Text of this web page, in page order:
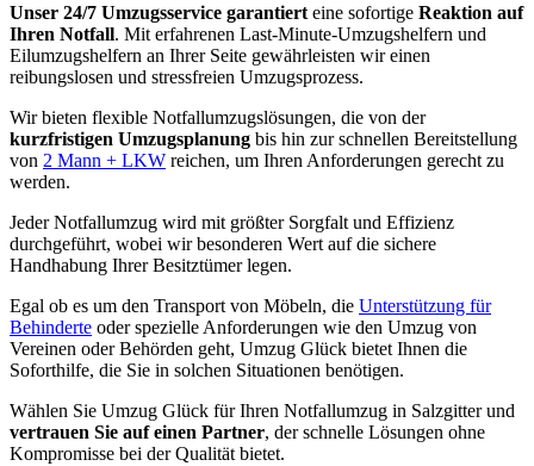
Unser 24/7 Umzugsservice garantiert eine sofortige Reaktion auf
Ihren Notfall. Mit erfahrenen Last-Minute-Umzugshelfern und
Eilumzugshelfern an Ihrer Seite gewährleisten wir einen
reibungslosen und stressfreien Umzugsprozess.
Wir bieten flexible Notfallumzugslösungen, die von der
kurzfristigen Umzugsplanung bis hin zur schnellen Bereitstellung
von 2 Mann + LKW reichen, um Ihren Anforderungen gerecht zu
werden.
Jeder Notfallumzug wird mit größter Sorgfalt und Effizienz
durchgeführt, wobei wir besonderen Wert auf die sichere
Handhabung Ihrer Besitztümer legen.
Egal ob es um den Transport von Möbeln, die Unterstützung für
Behinderte oder spezielle Anforderungen wie den Umzug von
Vereinen oder Behörden geht, Umzug Glück bietet Ihnen die
Soforthilfe, die Sie in solchen Situationen benötigen.
Wählen Sie Umzug Glück für Ihren Notfallumzug in Salzgitter und
vertrauen Sie auf einen Partner, der schnelle Lösungen ohne
Kompromisse bei der Qualität bietet.